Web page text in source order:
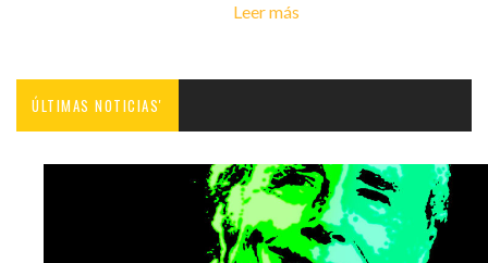
Leer más
ÚLTIMAS NOTICIAS'